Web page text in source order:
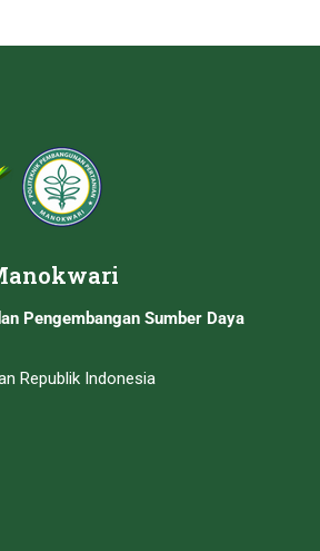
Pengembangan Sumber Daya
Republik Indonesia